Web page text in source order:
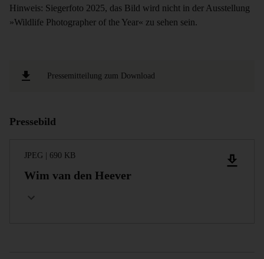
Hinweis: Siegerfoto 2025, das Bild wird nicht in der Ausstellung
»Wildlife Photographer of the Year« zu sehen sein.
Pressemitteilung zum Download
Pressebild
JPEG 690 KB
Wim van den Heever